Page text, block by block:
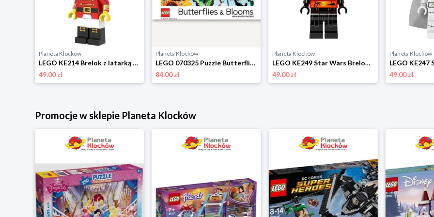
Planeta Klocków
LEGO KE214 Brelok z latarką Dziadek do orzechów Lego
49.00 zł
Planeta Klocków
LEGO 070325 Puzzle Butterflies & Blooms (1000 elementów) Lego
84.00 zł
Planeta Klocków
LEGO KE249 Star Wars Brelok latarka LED Darth Vader Vacation Lego
49.00 zł
Planeta Klocków
49.00 zł
Promocje w sklepie Planeta Klocków